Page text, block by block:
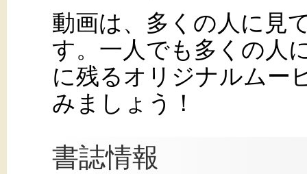
動画は、多くの人に見
す。一人でも多くの人
に残るオリジナルムー
みましょう！
書誌情報